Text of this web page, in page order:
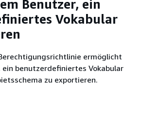
Benutzer, ein
Vokabular
ermöglicht
ein benutzerdefiniertes Vokabular
zu exportieren.